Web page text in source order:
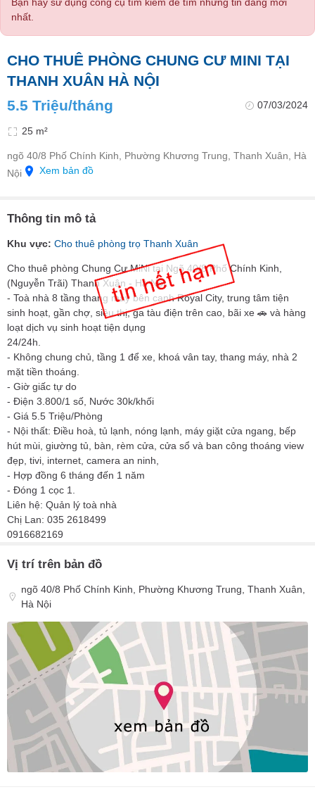
nhất.
CHO THUÊ PHÒNG CHUNG CƯ MINI TẠI
THANH XUÂN HÀ NỘI
5.5 Triệu/tháng
07/03/2024
25 m²
ngõ 40/8 Phố Chính Kinh, Phường Khương Trung, Thanh Xuân, Hà
Nội
Xem bản đồ
Thông tin mô tả
Khu vực: Cho thuê phòng trọ Thanh Xuân
Cho thuê phòng Chung Cư MiNi tại Ngõ 40/8 Phố Chính Kinh,
(Nguyễn Trãi) Thanh Xuân - Hà Nội.
- Toà nhà 8 tầng thang máy bên cạnh Royal City, trung tâm tiện
sinh hoạt, gần chợ, siêu thị, ga tàu điện trên cao, bãi xe 🚗 và hàng
loạt dịch vụ sinh hoạt tiện dụng
24/24h.
- Không chung chủ, tầng 1 để xe, khoá vân tay, thang máy, nhà 2
mặt tiền thoáng.
- Giờ giấc tự do
- Điện 3.800/1 số, Nước 30k/khối
- Giá 5.5 Triệu/Phòng
- Nội thất: Điều hoà, tủ lạnh, nóng lạnh, máy giặt cửa ngang, bếp
hút mùi, giường tủ, bàn, rèm cửa, cửa sổ và ban công thoáng view
đẹp, tivi, internet, camera an ninh,
- Hợp đồng 6 tháng đến 1 năm
- Đóng 1 cọc 1.
Liên hệ: Quản lý toà nhà
Chị Lan: 035 2618499
0916682169
Vị trí trên bản đồ
ngõ 40/8 Phố Chính Kinh, Phường Khương Trung, Thanh Xuân,
Hà Nội